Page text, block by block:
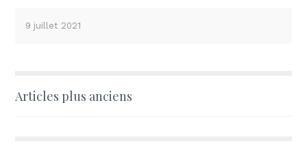
9 juillet 2021
Navigation
Articles plus anciens